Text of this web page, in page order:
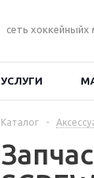
сеть хоккейныйх
УСЛУГИ
Каталог -